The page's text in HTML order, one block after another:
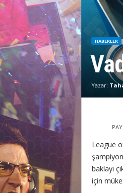
HABERLER
Yazar:
League
baklayı
için